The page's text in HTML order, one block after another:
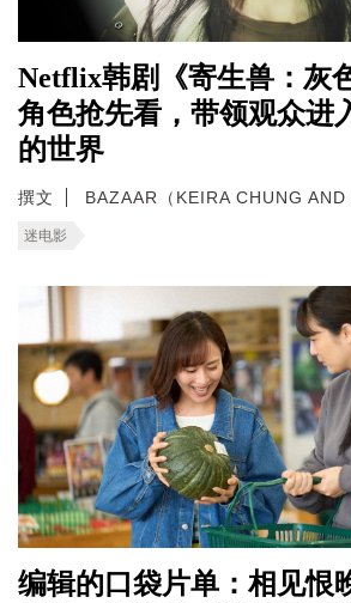
Netflix韩剧《寄生兽：灰
角色抢先看，带领观众进
的世界
撰文 BAZAAR（KEIRA CHUNG AND
迷电影
编辑的口袋片单：相见恨